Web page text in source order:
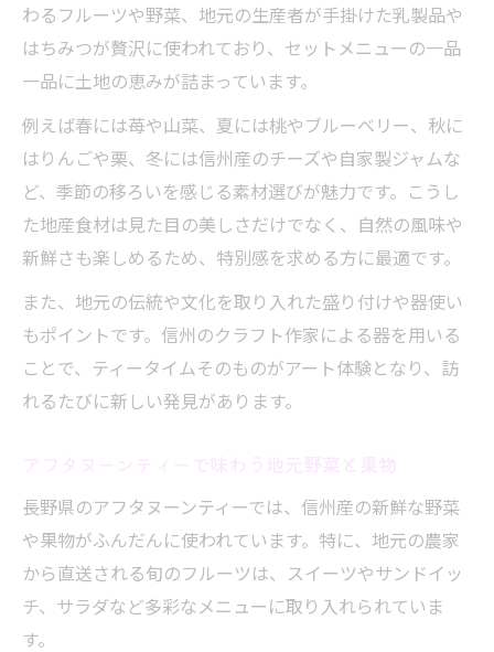
わるフルーツや野菜、地元の生産者が手掛けた乳製品や
はちみつが贅沢に使われており、セットメニューの一品
一品に土地の恵みが詰まっています。
例えば春には苺や山菜、夏には桃やブルーベリー、秋に
はりんごや栗、冬には信州産のチーズや自家製ジャムな
ど、季節の移ろいを感じる素材選びが魅力です。こうし
た地産食材は見た目の美しさだけでなく、自然の風味や
新鮮さも楽しめるため、特別感を求める方に最適です。
また、地元の伝統や文化を取り入れた盛り付けや器使い
もポイントです。信州のクラフト作家による器を用いる
ことで、ティータイムそのものがアート体験となり、訪
れるたびに新しい発見があります。
長野県のアフタヌーンティーでは、信州産の新鮮な野菜
や果物がふんだんに使われています。特に、地元の農家
から直送される旬のフルーツは、スイーツやサンドイッ
チ、サラダなど多彩なメニューに取り入れられていま
す。